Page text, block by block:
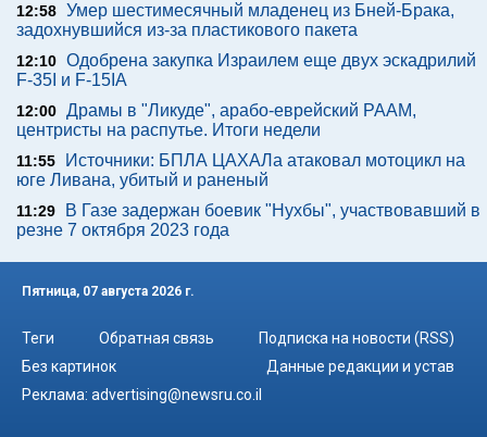
12:58 Умер шестимесячный младенец из Бней-Брака,
задохнувшийся из-за пластикового пакета
12:10 Одобрена закупка Израилем еще двух эскадрилий
F-35I и F-15IA
12:00 Драмы в "Ликуде", арабо-еврейский РААМ,
центристы на распутье. Итоги недели
11:55
Источники: БПЛА ЦАХАЛа атаковал мотоцикл на
юге Ливана, убитый и раненый
11:29
В Газе задержан боевик "Нухбы", участвовавший в
резне 7 октября 2023 года
Пятница, 07 августа 2026 г.
Теги Обратная связь
Подписка на новости (RSS)
Без картинок
Данные редакции и устав
Реклама: advertising@newsru.co.il